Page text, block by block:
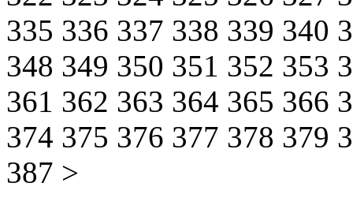
335 336 337 338 339 340
348 349 350 351 352 353
361 362 363 364 365 366
374 375 376 377 378 379
387 >